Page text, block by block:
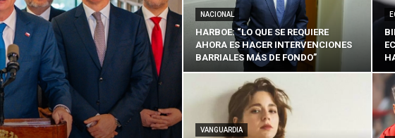
NACIONAL
HARBOE: “LO QUE SE REQUIERE
AHORA ES HACER INTERVENCIONES
BARRIALES MÁS DE FONDO”
VANGUARDIA